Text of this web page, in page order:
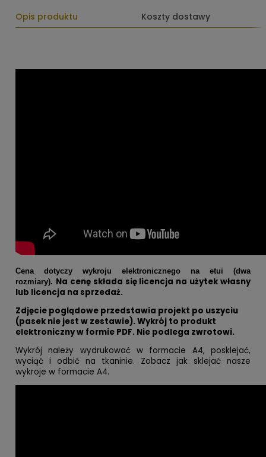
Opis produktu Koszty dostawy
Cena dotyczy wykroju elektronicznego na etui (dwa
rozmiary). Na cenę składa się licencja na użytek własny
lub licencja na sprzedaż.
Zdjęcie poglądowe przedstawia projekt po uszyciu
(pasek nie jest w zestawie). Wykrój to produkt
elektroniczny w formie PDF. Nie podlega zwrotowi.
Wykrój należy wydrukować w formacie A4, posklejać,
wyciąć i odbić na tkaninie. Zobacz jak sklejać nasze
wykroje w formacie A4.